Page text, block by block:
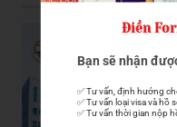
Điền
Bạn sẽ nhận
✅ Tư vấn, định hướng
✅ Tư vấn loại visa và hồ
✅ Tư vấn thời gian nộp